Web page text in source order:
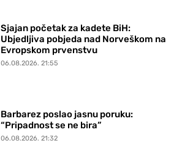
Sjajan početak za kadete BiH:
Ubjedljiva pobjeda nad Norveškom na
Evropskom prvenstvu
06.08.2026. 21:55
Barbarez poslao jasnu poruku:
“Pripadnost se ne bira”
06.08.2026. 21:32